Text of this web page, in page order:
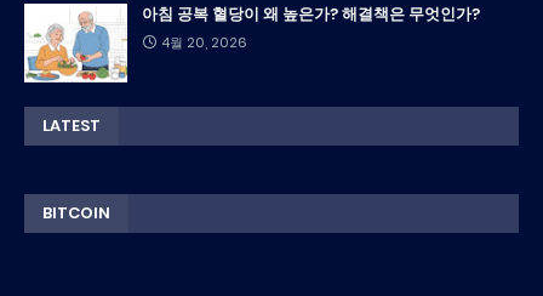
아침 공복 혈당이 왜 높은가? 해결책은 무엇인가?
4월 20, 2026
LATEST
BITCOIN